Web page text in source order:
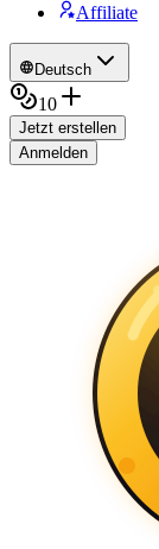
Affiliate
Deutsch
10
Jetzt erstellen
Anmelden